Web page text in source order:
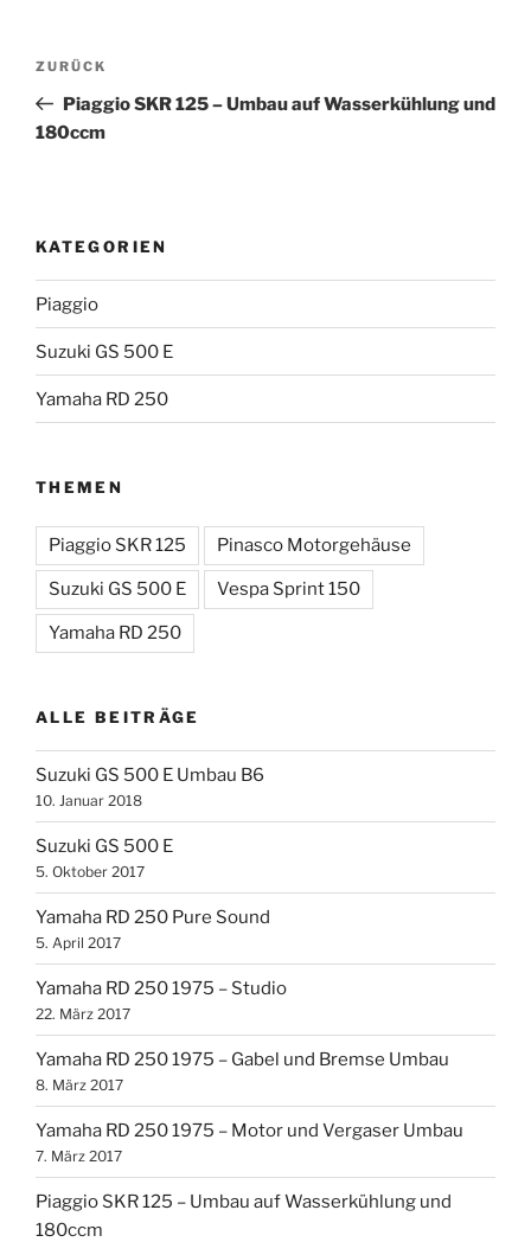
Beitragsnavigation
Vorheriger
Beitrag
ZURÜCK
Piaggio SKR 125 – Umbau auf Wasserkühlung und
180ccm
KATEGORIEN
Piaggio
Suzuki GS 500 E
Yamaha RD 250
THEMEN
Piaggio SKR 125 Pinasco Motorgehäuse
Suzuki GS 500 E Vespa Sprint 150
Yamaha RD 250
ALLE BEITRÄGE
Suzuki GS 500 E Umbau B6
10. Januar 2018
Suzuki GS 500 E
5. Oktober 2017
Yamaha RD 250 Pure Sound
5. April 2017
Yamaha RD 250 1975 – Studio
22. März 2017
Yamaha RD 250 1975 – Gabel und Bremse Umbau
8. März 2017
Yamaha RD 250 1975 – Motor und Vergaser Umbau
7. März 2017
Piaggio SKR 125 – Umbau auf Wasserkühlung und
180ccm